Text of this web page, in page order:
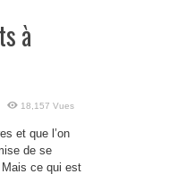
à
18,157 Vues
et que l’on
de se
Mais ce qui est